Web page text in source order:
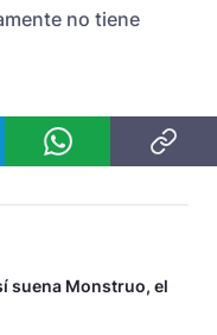
no tiene
suena Monstruo, el